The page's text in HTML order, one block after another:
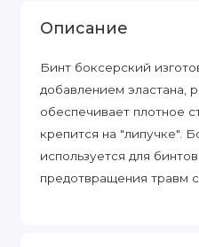
Описание
Бинт боксерский
добавлением эластана,
обеспечивает плотное
крепится на "липучке".
используется для
предотвращения травм